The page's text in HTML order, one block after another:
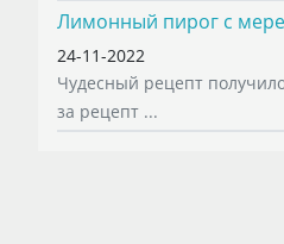
Лимонный пирог с
24-11-2022
Чудесный рецепт
за рецепт ...